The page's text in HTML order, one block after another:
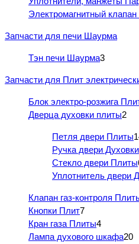
Электромагнитный клапан
Запчасти для печи Шаурма
Тэн печи Шаурма3
Запчасти для Плит
Блок электро-розжига
Дверца духовки плиты2
Петля двери Плиты
Ручка двери Духовки
Стекло двери Плиты
Уплотнитель двери
Клапан газ-контроля
Кнопки Плит7
Кран газа Плиты4
Лампа духового шкафа20